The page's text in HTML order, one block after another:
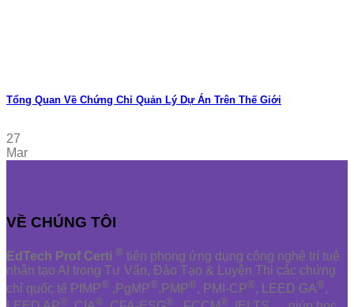
Tổng Quan Về Chứng Chỉ Quản Lý Dự Án Trên Thế Giới
27
Mar
VỀ CHÚNG TÔI
EdTech Prof Certi ® tiên phong ứng dụng công nghệ trí tuệ
nhân tạo AI trong Tư Vấn, Đào Tạo & Luyện Thi các chứng
chỉ quốc tế PfMP® ,PgMP®,PMP®, PMI-CP®, LEED GA®,
® ® ® ®